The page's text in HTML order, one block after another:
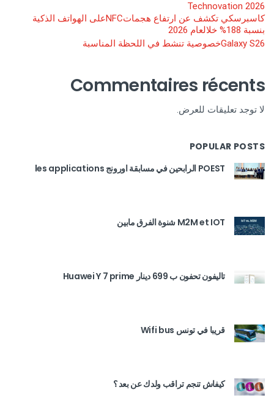
Technovation 2026
كاسبرسكي تكشف عن ارتفاع هجماتNFCعلى الهواتف الذكية
بنسبة 188% خلالعام 2026
Galaxy S26خصوصية تنشط في اللحظة المناسبة
Commentaires récents
لا توجد تعليقات للعرض.
POPULAR POSTS
POEST الرابحين في مسابقة اورونج les applications
M2M et IOT شنوة الفرق مابين
تاليفون تحفون ب 699 دينار Huawei Y 7 prime
قريبا في تونس Wifi bus
كيفاش تنجم تراقب ولدك عن بعد ؟